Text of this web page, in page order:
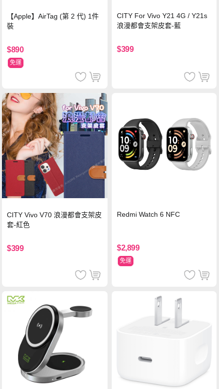
【Apple】AirTag (第 2 代) 1件
裝
$890
免運
CITY For Vivo Y21 4G / Y21s
浪漫都會支架皮套-藍
$399
CITY Vivo V70 浪漫都會支架皮
套-紅色
$399
Redmi Watch 6 NFC
$2,899
免運